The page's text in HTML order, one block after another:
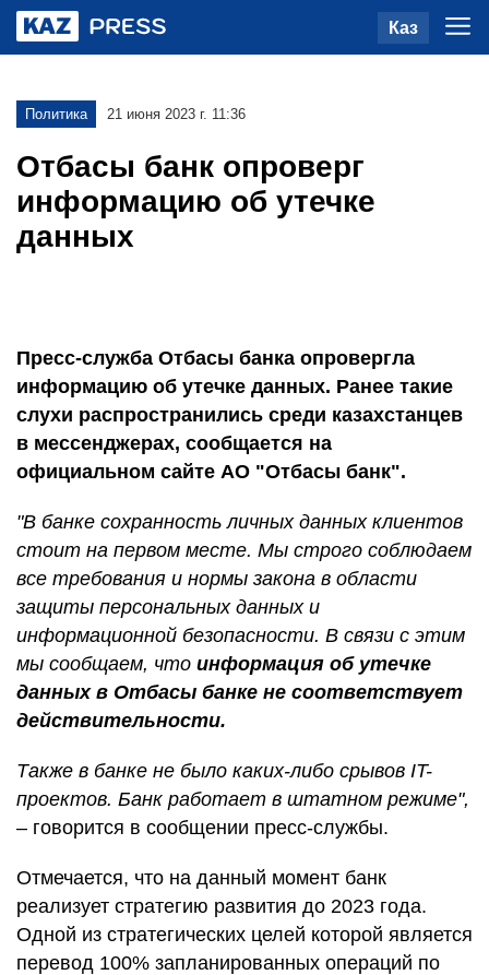
Каз
Политика 21 июня 2023 г. 11:36
Отбасы банк опроверг
информацию об утечке
данных
Пресс-служба Отбасы банка опровергла
информацию об утечке данных. Ранее такие
слухи распространились среди казахстанцев
в мессенджерах, сообщается на
официальном сайте АО "Отбасы банк".
"В банке сохранность личных данных клиентов
стоит на первом месте. Мы строго соблюдаем
все требования и нормы закона в области
защиты персональных данных и
информационной безопасности. В связи с этим
мы сообщаем, что информация об утечке
данных в Отбасы банке не соответствует
действительности.
Также в банке не было каких-либо срывов IT-
проектов. Банк работает в штатном режиме",
– говорится в сообщении пресс-службы.
Отмечается, что на данный момент банк
реализует стратегию развития до 2023 года.
Одной из стратегических целей которой является
перевод 100% запланированных операций по